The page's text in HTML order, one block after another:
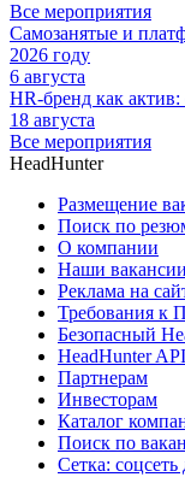
Все мероприятия
Самозанятые и
2026 году
6 августа
HR-бренд как
18 августа
Все мероприятия
HeadHunter
Размещение
Поиск по
О компании
Наши вакансии
Реклама на
Требования к
Безопасный
HeadHunter API
Партнерам
Инвесторам
Каталог
Поиск по
Сетка: соцсеть